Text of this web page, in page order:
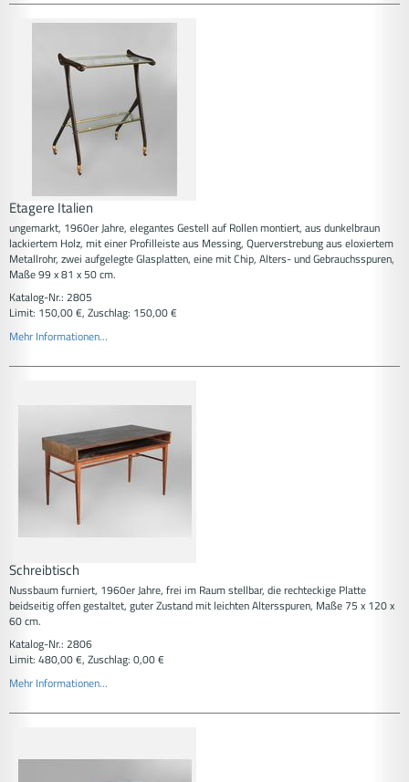
Etagere Italien
ungemarkt, 1960er Jahre, elegantes Gestell auf Rollen montiert, aus dunkelbraun
lackiertem Holz, mit einer Profilleiste aus Messing, Querverstrebung aus eloxiertem
Metallrohr, zwei aufgelegte Glasplatten, eine mit Chip, Alters- und Gebrauchsspuren,
Maße 99 x 81 x 50 cm.
Katalog-Nr.: 2805
Limit: 150,00 €, Zuschlag: 150,00 €
Mehr Informationen...
Schreibtisch
Nussbaum furniert, 1960er Jahre, frei im Raum stellbar, die rechteckige Platte
beidseitig offen gestaltet, guter Zustand mit leichten Altersspuren, Maße 75 x 120 x
60 cm.
Katalog-Nr.: 2806
Limit: 480,00 €, Zuschlag: 0,00 €
Mehr Informationen...